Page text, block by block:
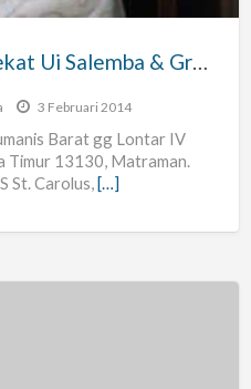
Terima Kosan Ac – Dekat Ui Salemba & Gramedia Matraman
3 Februari 2014
Barat gg Lontar IV
Timur 13130, Matraman.
St. Carolus,[…]